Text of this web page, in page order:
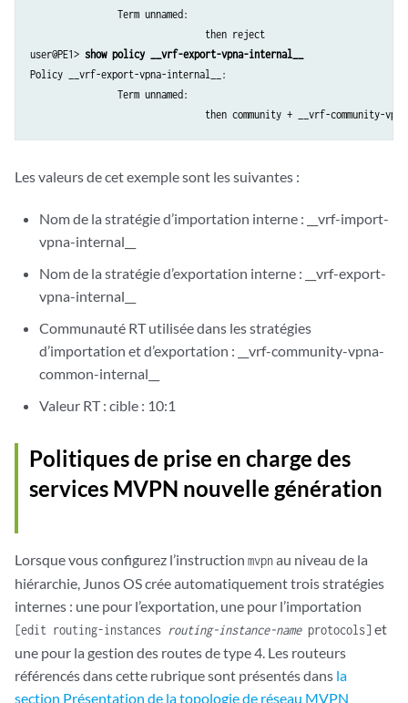
user@PE1> show policy __vrf-export-vpna-internal__
Policy __vrf-export-vpna-internal__:
Les valeurs de cet exemple sont les suivantes :
Nom de la stratégie d’importation interne : __vrf-import-
vpna-internal__
Nom de la stratégie d’exportation interne : __vrf-export-
vpna-internal__
Communauté RT utilisée dans les stratégies
d’importation et d’exportation : __vrf-community-vpna-
common-internal__
Valeur RT : cible : 10:1
Politiques de prise en charge des
services MVPN nouvelle génération
Lorsque vous configurez l’instruction mvpnau niveau de la
hiérarchie, Junos OS crée automatiquement trois stratégies
internes : une pour l’exportation, une pour l’importation
[edit routing-instances routing-instance-nameprotocols] et
une pour la gestion des routes de type 4. Les routeurs
référencés dans cette rubrique sont présentés dans la
section Présentation de la topologie de réseau MVPN